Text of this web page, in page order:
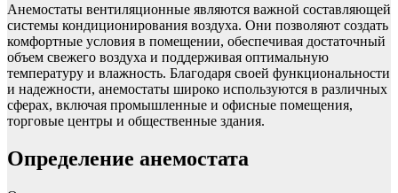
Анемостаты вентиляционные являются важной составляющей
системы кондиционирования воздуха. Они позволяют создать
комфортные условия в помещении, обеспечивая достаточный
объем свежего воздуха и поддерживая оптимальную
температуру и влажность. Благодаря своей функциональности
и надежности, анемостаты широко используются в различных
сферах, включая промышленные и офисные помещения,
торговые центры и общественные здания.
Определение анемостата